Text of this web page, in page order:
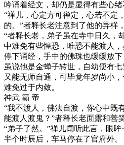
吟诵着经文，却仍是显得有些心绪
“禅儿，心定方可禅定，心若不定
的。”者释长老注意到了他的异样
“者释长老，弟子虽在寺中日久，
中难免有些惶恐，唯恐不能渡人，
停下诵经，手中的佛珠也缓缓放下
虽说他是金蝉子转世，自幼便有
又能无师自通，可毕竟年岁尚小
难免过于内敛。
神武 霸 帝
“我不渡人，佛法自渡，你心中既
能渡人渡鬼？”者释长老面露和善
“弟子了然。”禅儿闻听此言，眼眸
半个时辰后，车马停在了官府外。